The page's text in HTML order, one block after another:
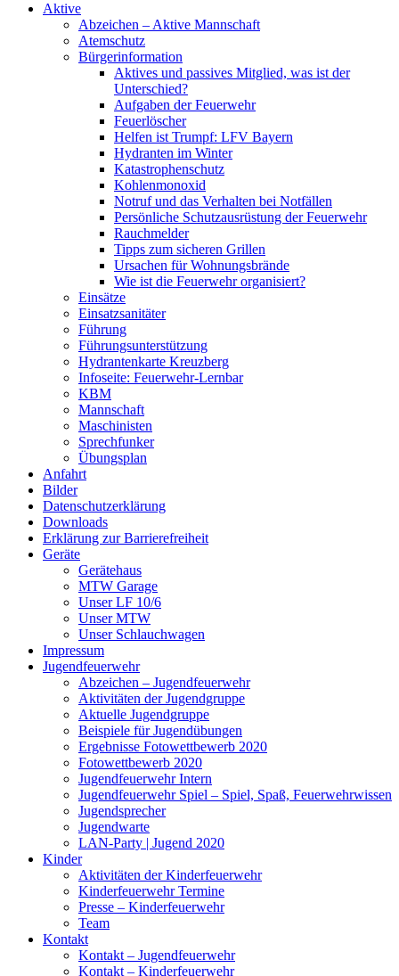
Aktive
Abzeichen – Aktive Mannschaft
Atemschutz
Bürgerinformation
Aktives und passives Mitglied, was ist der
Unterschied?
Aufgaben der Feuerwehr
Feuerlöscher
Helfen ist Trumpf: LFV Bayern
Hydranten im Winter
Katastrophenschutz
Kohlenmonoxid
Notruf und das Verhalten bei Notfällen
Persönliche Schutzausrüstung der Feuerwehr
Rauchmelder
Tipps zum sicheren Grillen
Ursachen für Wohnungsbrände
Wie ist die Feuerwehr organisiert?
Einsätze
Einsatzsanitäter
Führung
Führungsunterstützung
Hydrantenkarte Kreuzberg
Infoseite: Feuerwehr-Lernbar
KBM
Mannschaft
Maschinisten
Sprechfunker
Übungsplan
Anfahrt
Bilder
Datenschutzerklärung
Downloads
Erklärung zur Barriere­frei­heit
Geräte
Gerätehaus
MTW Garage
Unser LF 10/6
Unser MTW
Unser Schlauchwagen
Impressum
Jugendfeuerwehr
Abzeichen – Jugendfeuerwehr
Aktivitäten der Jugendgruppe
Aktuelle Jugendgruppe
Beispiele für Jugendübungen
Ergebnisse Fotowettbewerb 2020
Fotowettbewerb 2020
Jugendfeuerwehr Intern
Jugendfeuerwehr Spiel – Spiel, Spaß, Feuerwehrwissen
Jugendsprecher
Jugendwarte
LAN-Party | Jugend 2020
Kinder
Aktivitäten der Kinderfeuerwehr
Kinderfeuerwehr Termine
Presse – Kinderfeuerwehr
Team
Kontakt
Kontakt – Jugendfeuerwehr
Kontakt – Kinderfeuerwehr